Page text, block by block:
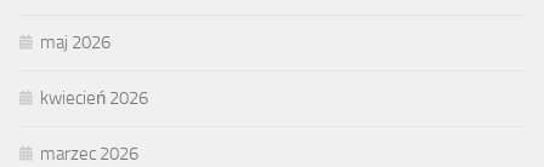
maj 2026
kwiecień 2026
marzec 2026